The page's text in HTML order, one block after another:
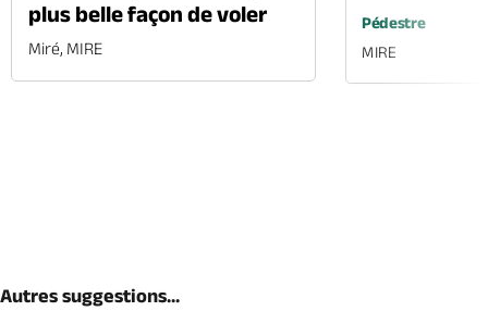
plus belle façon de voler
Miré, MIRE
Pédestre
MIRE
Autres suggestions...